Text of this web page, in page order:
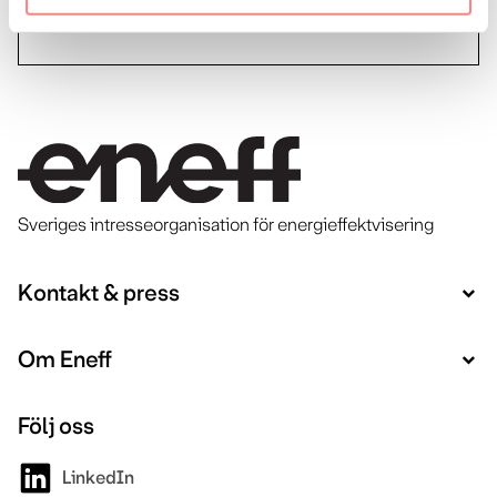
Sveriges intresseorganisation för energieffektvisering
Kontakt & press
Om Eneff
Följ oss
LinkedIn